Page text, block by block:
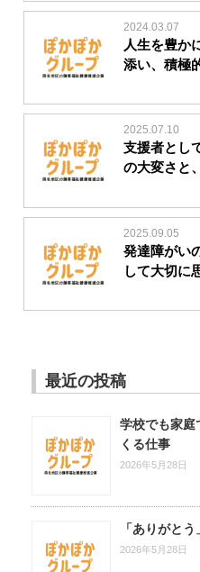
2024.03.07
人生を豊か
添い、積極
2025.07.10
支援者とし
の大変さと
2025.09.05
発達障がい
して大切に
最近の投稿
学校でも家庭
くる仕事
2026年5月28日
「ありがと
2026年5月28日